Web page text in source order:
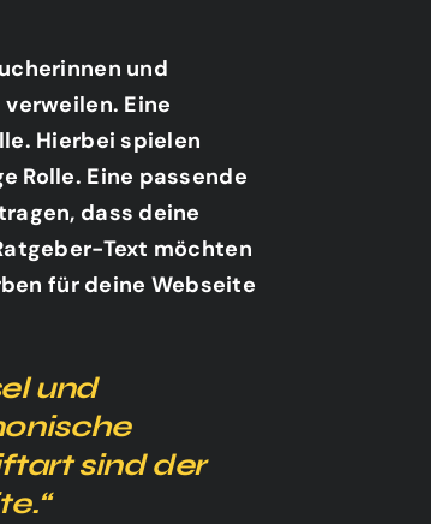
und
Eine
Hierbei spielen
Rolle. Eine passende
dass deine
Text möchten
für deine Webseite
und
sind der